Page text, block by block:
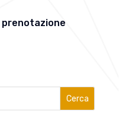
prenotazione
Cerca